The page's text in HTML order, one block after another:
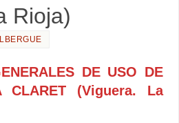
Rioja)
DE USO DE
CLARET (Viguera. La